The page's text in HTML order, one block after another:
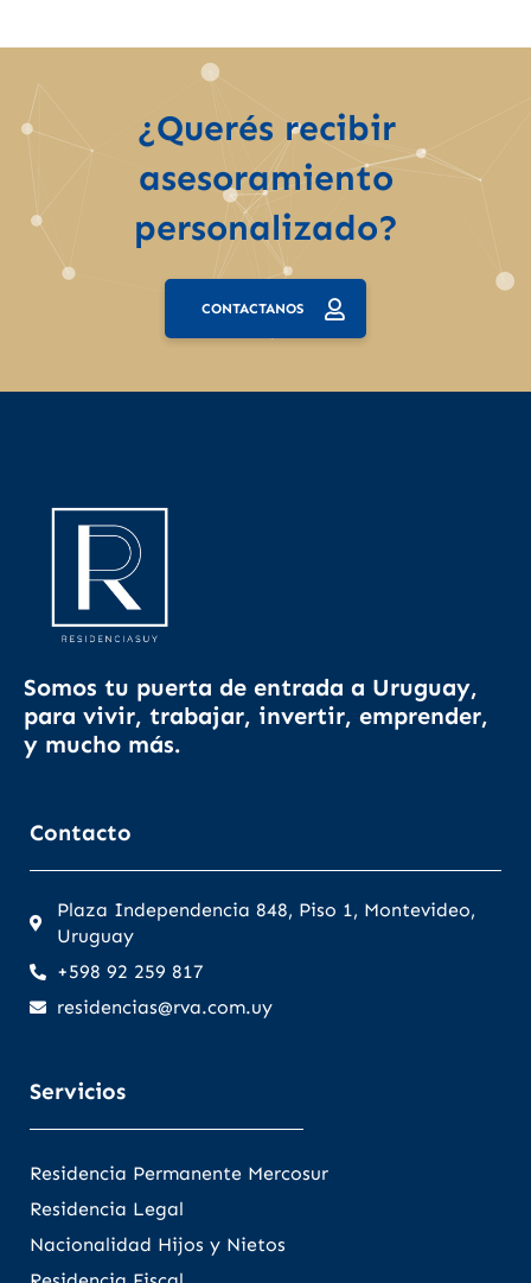
¿Querés recibir
asesoramiento
personalizado?
CONTACTANOS
Somos tu puerta de entrada a Uruguay,
para vivir, trabajar, invertir, emprender,
y mucho más.
Contacto
Plaza Independencia 848, Piso 1, Montevideo,
Uruguay
+598 92 259 817
residencias@rva.com.uy
Servicios
Residencia Permanente Mercosur
Residencia Legal
Nacionalidad Hijos y Nietos